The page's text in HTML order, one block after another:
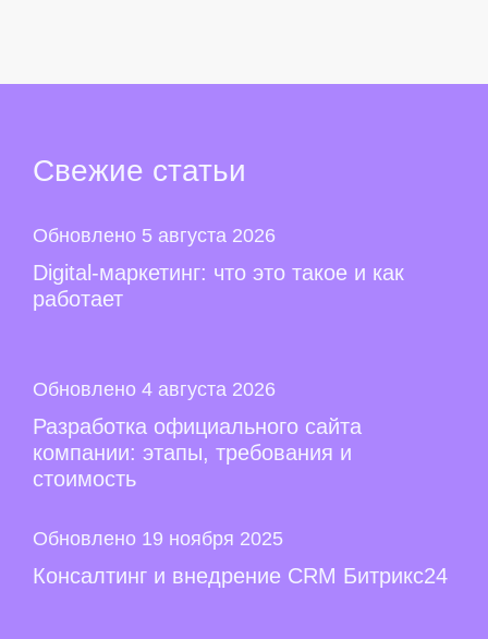
Свежие статьи
Обновлено 5 августа 2026
Digital-маркетинг: что это такое и как
работает
Обновлено 4 августа 2026
Разработка официального сайта
компании: этапы, требования и
стоимость
Обновлено 19 ноября 2025
Консалтинг и внедрение CRM Битрикс24